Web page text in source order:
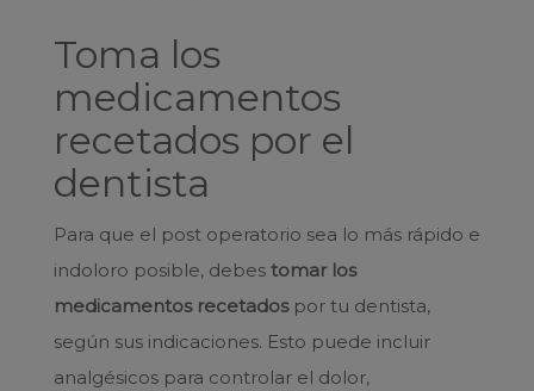
Toma los
medicamentos
recetados por el
dentista
Para que el post operatorio sea lo más rápido e
indoloro posible, debes tomar los
medicamentos recetadospor tu dentista,
según sus indicaciones. Esto puede incluir
analgésicos para controlar el dolor,